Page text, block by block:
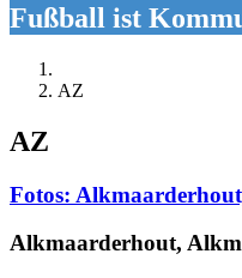
Fußball ist
AZ
AZ
Fotos:
Alkmaarderhout,